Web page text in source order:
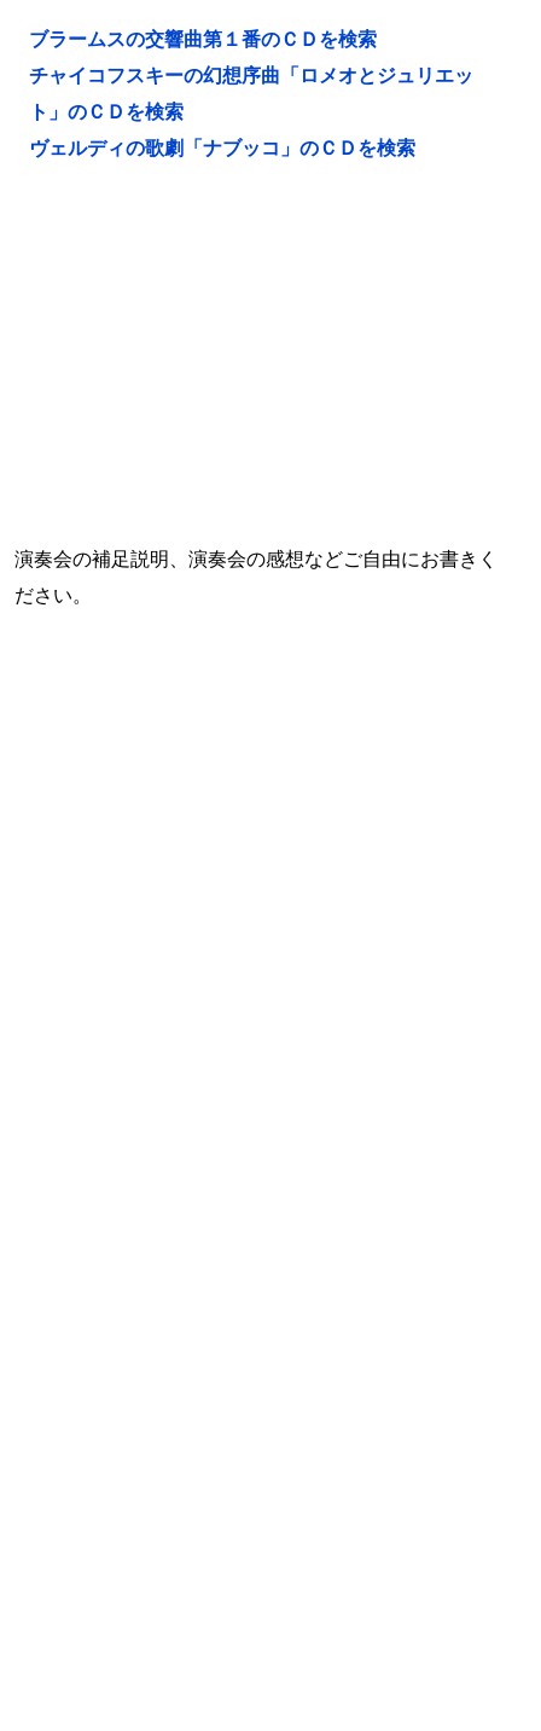
ブラームスの交響曲第１番のＣＤを検索
チャイコフスキーの幻想序曲「ロメオとジュリエッ
ト」のＣＤを検索
ヴェルディの歌劇「ナブッコ」のＣＤを検索
演奏会の補足説明、演奏会の感想などご自由にお書きく
ださい。